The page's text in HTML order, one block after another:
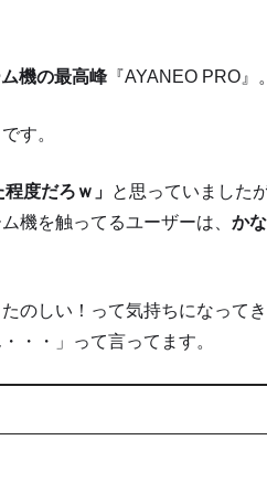
機の最高峰 『AYANEO PRO』。
です。
度だろｗ」 と思っていました
機を触ってるユーザーは、 か
のしい！って気持ちになって
・・」 って言ってます。